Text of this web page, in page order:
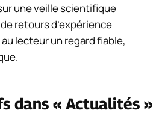
une veille scientifique
retours d’expérience
lecteur un regard fiable,
dans « Actualités »